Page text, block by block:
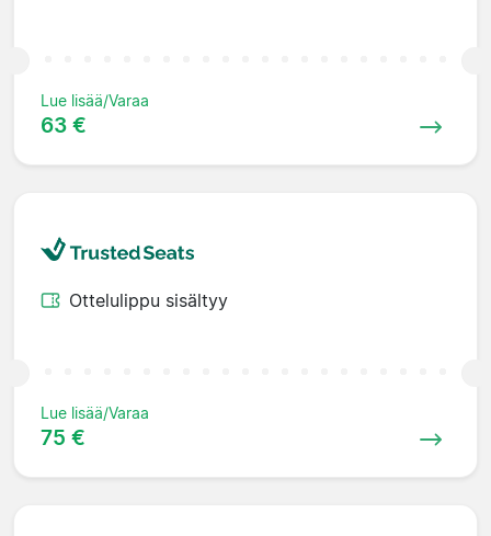
Lue lisää/Varaa
63 €
Ottelulippu sisältyy
Lue lisää/Varaa
75 €